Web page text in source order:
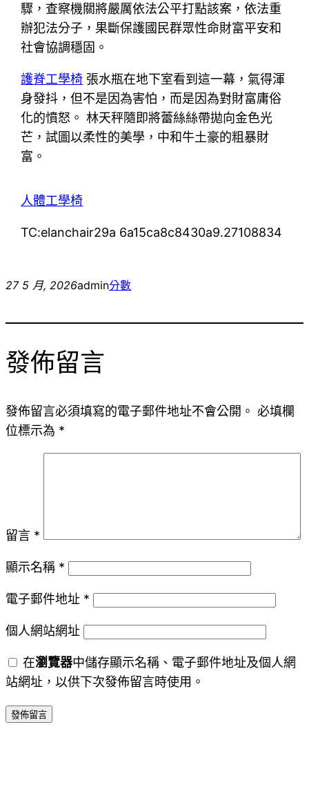
驟，查察機關將嚴厲依法公平打點該案，依法重
辦犯法分子，果斷保護國民群眾性命財富平安和
社會協調穩固。
護脊工學椅 張水瓶在地下室看到這一幕，氣得渾
身發抖，但不是因為害怕，而是因為對財富庸俗
化的憤怒。 林天秤隨即將蕾絲絲帶拋向金色光
芒，試圖以柔性的美學，中和牛土豪的粗暴財
富。
人體工學椅
TC:elanchair29a 6a15ca8c8430a9.27108834
27 5 月, 2026admin分數
發佈留言
發佈留言必須填寫的電子郵件地址不會公開。 必填欄
位標示為 *
留言 *
顯示名稱 *
電子郵件地址 *
個人網站網址
在瀏覽器中儲存顯示名稱、電子郵件地址及個人網
站網址，以供下次發佈留言時使用。